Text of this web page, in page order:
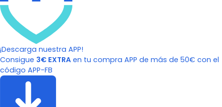
¡Descarga nuestra APP!
Consigue 3€ EXTRA en tu compra APP de más de 50€ con el
código APP-FB